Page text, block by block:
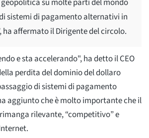
geopolitica su molte parti del mondo
sistemi di pagamento alternativi in
affermato il Dirigente del circolo.
e sta accelerando", ha detto il CEO
perdita del dominio del dollaro
di sistemi di pagamento
aggiunto che è molto importante che il
rilevante, “competitivo” e